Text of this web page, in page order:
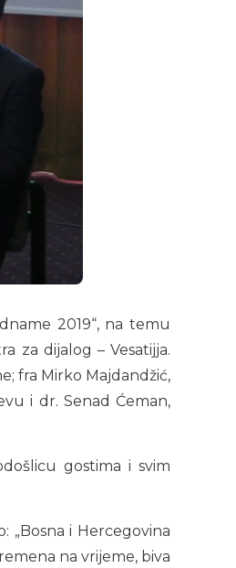
2019“, na temu
za dijalog – Vesatijja.
fra Mirko Majdandžić,
i dr. Senad Ćeman,
gostima i svim
„Bosna i Hercegovina
na vrijeme, biva